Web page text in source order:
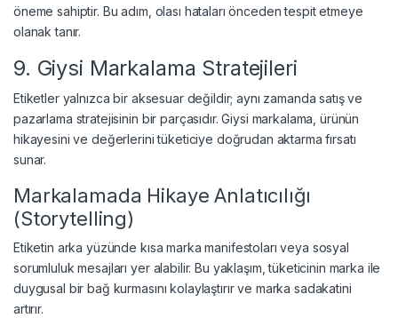
öneme sahiptir. Bu adım, olası hataları önceden tespit etmeye
olanak tanır.
9. Giysi Markalama Stratejileri
Etiketler yalnızca bir aksesuar değildir; aynı zamanda satış ve
pazarlama stratejisinin bir parçasıdır. Giysi markalama, ürünün
hikayesini ve değerlerini tüketiciye doğrudan aktarma fırsatı
sunar.
Markalamada Hikaye Anlatıcılığı
(Storytelling)
Etiketin arka yüzünde kısa marka manifestoları veya sosyal
sorumluluk mesajları yer alabilir. Bu yaklaşım, tüketicinin marka ile
duygusal bir bağ kurmasını kolaylaştırır ve marka sadakatini
artırır.